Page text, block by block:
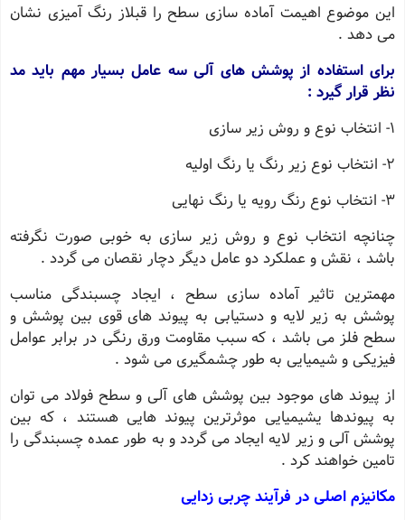
این موضوع اهیمت آماده سازی سطح را قبلاز رنگ آمیزی نشان
می دهد .
برای استفاده از پوشش های آلی سه عامل بسیار مهم باید مد
نظر قرار گیرد :
1- انتخاب نوع و روش زیر سازی
2- انتخاب نوع زیر رنگ یا رنگ اولیه
3- انتخاب نوع رنگ رویه یا رنگ نهایی
چنانچه انتخاب نوع و روش زیر سازی به خوبی صورت نگرفته
باشد ، نقش و عملکرد دو عامل دیگر دچار نقصان می گردد .
مهمترین تاثیر آماده سازی سطح ، ایجاد چسبندگی مناسب
پوشش به زیر لایه و دستیابی به پیوند های قوی بین پوشش و
سطح فلز می باشد ، که سبب مقاومت ورق رنگی در برابر عوامل
فیزیکی و شیمیایی به طور چشمگیری می شود .
از پیوند های موجود بین پوشش های آلی و سطح فولاد می توان
به پیوندها یشیمیایی موثرترین پیوند هایی هستند ، که بین
پوشش آلی و زیر لایه ایجاد می گردد و به طور عمده چسبندگی را
تامین خواهند کرد .
مکانیزم اصلی در فرآیند چربی زدایی